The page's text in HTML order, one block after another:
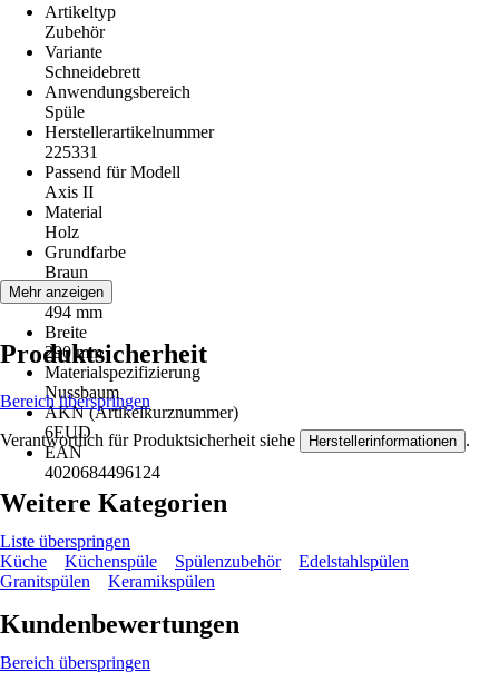
Artikeltyp
Zubehör
Variante
Schneidebrett
Anwendungsbereich
Spüle
Herstellerartikelnummer
225331
Passend für Modell
Axis II
Material
Holz
Grundfarbe
Braun
Länge
494 mm
Breite
290 mm
Materialspezifizierung
Nussbaum
AKN (Artikelkurznummer)
6EUD
EAN
4020684496124
Mehr anzeigen
Produktsicherheit
Bereich überspringen
Verantwortlich für Produktsicherheit siehe Herstellerinformationen .
Weitere Kategorien
Liste überspringen
Küche
Küchenspüle Spülenzubehör
Edelstahlspülen
Granitspülen
Keramikspülen
Kundenbewertungen
Bereich überspringen